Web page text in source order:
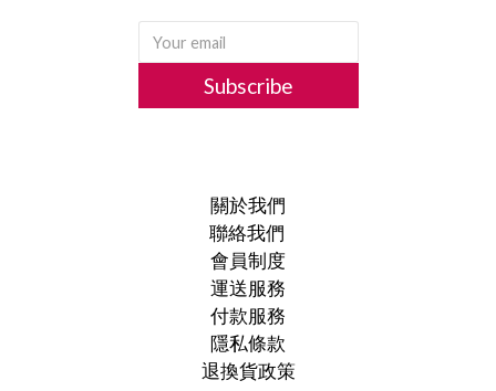
Subscribe
關於我們
聯絡我們
會員制度
運送服務
付款服務
隱私條款
退換貨政策